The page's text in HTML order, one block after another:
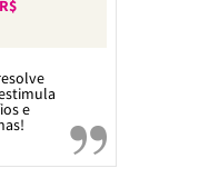
R$
e